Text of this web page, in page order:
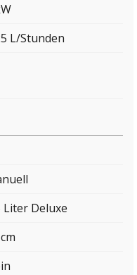
L/Stunden
Liter Deluxe